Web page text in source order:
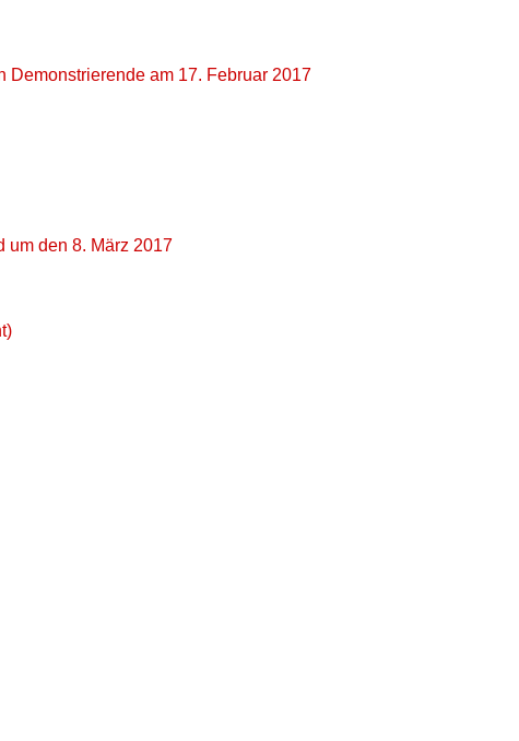
am 17. Februar 2017
um den 8. März 2017